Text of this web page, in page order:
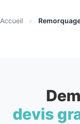
Accueil »
devis